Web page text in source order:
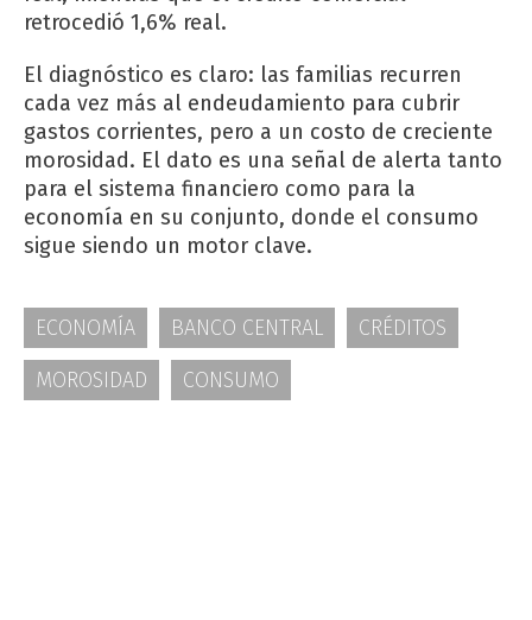
retrocedió 1,6% real.
El diagnóstico es claro: las familias recurren
cada vez más al endeudamiento para cubrir
gastos corrientes, pero a un costo de creciente
morosidad. El dato es una señal de alerta tanto
para el sistema financiero como para la
economía en su conjunto, donde el consumo
sigue siendo un motor clave.
ECONOMÍA BANCO CENTRAL
CRÉDITOS
MOROSIDAD
CONSUMO